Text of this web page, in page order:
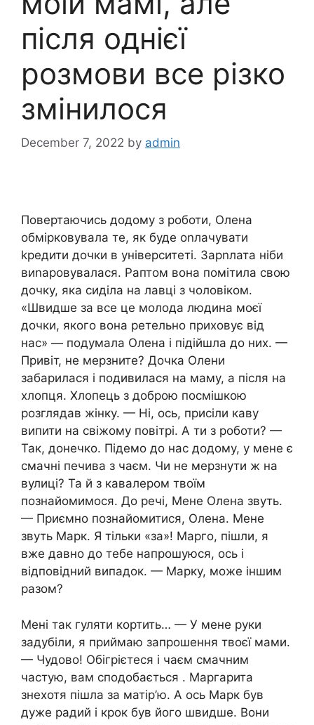
після однієї
розмови все різко
змінилося
December 7, 2022 by admin
Повертаючись додому з роботи, Олена
обмірковувала те, як буде оnлачувати
kредити дочки в університеті. Зарnлата ніби
виnаровувалася. Раптом вона помітила свою
дочку, яка сиділа на лавці з чоловіком.
«Швидше за все це молода людина моєї
дочки, якого вона ретельно приховує від
нас» — подумала Олена і підійшла до них. —
Привіт, не мерзните? Дочка Олени
забарилася і подивилася на маму, а після на
хлопця. Хлопець з доброю посмішкою
розглядав жінку. — Ні, ось, присіли каву
випити на свіжому повітрі. А ти з роботи? —
Так, донечко. Підемо до нас додому, у мене є
смачні печива з чаєм. Чи не мерзнути ж на
вулиці? Та й з кавалером твоїм
познайомимося. До речі, Мене Олена звуть.
— Приємно познайомитися, Олена. Мене
звуть Марк. Я тільки «за»! Марго, пішли, я
вже давно до тебе напрошуюся, ось і
відповідний випадок. — Марку, може іншим
разом?
Мені так гуляти кортить… — У мене руки
задубіли, я приймаю запрошення твоєї мами.
— Чудово! Обігрієтеся і чаєм смачним
частую, вам сподобається . Маргарита
знехотя пішла за матір’ю. А ось Марк був
дуже радий і крок був його швидше. Вони